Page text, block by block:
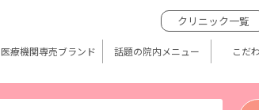
クリニック一覧
医療機関専売ブランド 話題の院内メニュー こだ